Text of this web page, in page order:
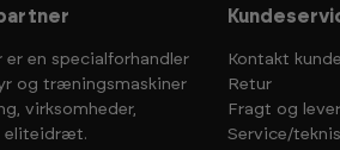
en specialforhandler
og træningsmaskiner
virksomheder,
eliteidræt.
Kontakt
Retur
Fragt og
Service/